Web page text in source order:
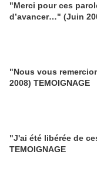
"Merci pour ces
d’avancer…" (Juin
"Nous vous
2008) TEMOIGNAGE
"J'ai été libérée de
TEMOIGNAGE